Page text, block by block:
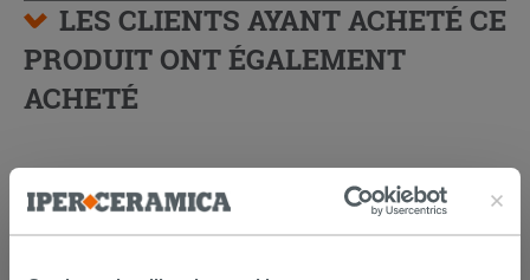
LES CLIENTS AYANT ACHETÉ CE
PRODUIT ONT ÉGALEMENT
ACHETÉ